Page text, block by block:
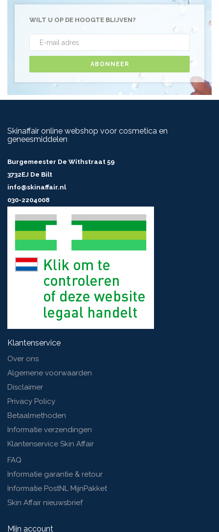
WILT U OP DE HOOGTE BLIJVEN?
ABONNEER
Skinaffair online webshop voor cosmetica en
geneesmiddelen
Burgemeester De Withstraat 59
3732EJ De Bilt
info@skinaffair.nl
030-2204008
Klantenservice
Over ons
Algemene voorwaarden
Disclaimer
Privacy Policy
Betaalmethoden
Informatie verzendingen
Klantenservice Skin Affair
FAQ
Informatie garantie & retour
Informatie PostNL MijnPakket
Skin Affair nieuwsbrief
Mijn account